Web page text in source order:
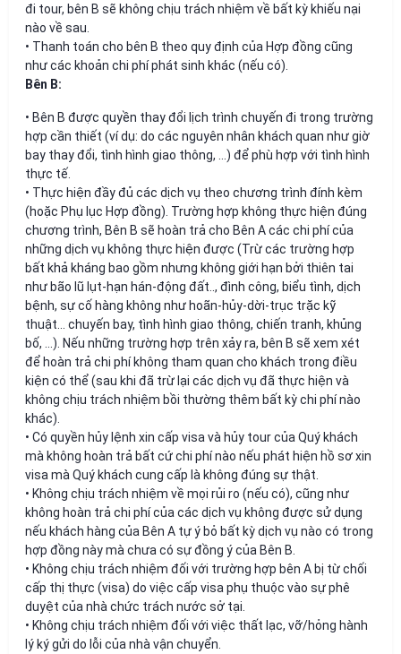
đi tour, bên B sẽ không chịu trách nhiệm về bất kỳ khiếu nại
nào về sau.
• Thanh toán cho bên B theo quy định của Hợp đồng cũng
như các khoản chi phí phát sinh khác (nếu có).
Bên B:
• Bên B được quyền thay đổi lịch trình chuyến đi trong trường
hợp cần thiết (ví dụ: do các nguyên nhân khách quan như giờ
bay thay đổi, tình hình giao thông, …) để phù hợp với tình hình
thực tế.
• Thực hiện đầy đủ các dịch vụ theo chương trình đính kèm
(hoặc Phụ lục Hợp đồng). Trường hợp không thực hiện đúng
chương trình, Bên B sẽ hoàn trả cho Bên A các chi phí của
những dịch vụ không thực hiện được (Trừ các trường hợp
bất khả kháng bao gồm nhưng không giới hạn bởi thiên tai
như bão lũ lụt-hạn hán-động đất.., đình công, biểu tình, dịch
bệnh, sự cố hàng không như hoãn-hủy-dời-trục trặc kỹ
thuật… chuyến bay, tình hình giao thông, chiến tranh, khủng
bố, …). Nếu những trường hợp trên xảy ra, bên B sẽ xem xét
để hoàn trả chi phí không tham quan cho khách trong điều
kiện có thể (sau khi đã trừ lại các dịch vụ đã thực hiện và
không chịu trách nhiệm bồi thường thêm bất kỳ chi phí nào
khác).
• Có quyền hủy lệnh xin cấp visa và hủy tour của Quý khách
mà không hoàn trả bất cứ chi phí nào nếu phát hiện hồ sơ xin
visa mà Quý khách cung cấp là không đúng sự thật.
• Không chịu trách nhiệm về mọi rủi ro (nếu có), cũng như
không hoàn trả chi phí của các dịch vụ không được sử dụng
nếu khách hàng của Bên A tự ý bỏ bất kỳ dịch vụ nào có trong
hợp đồng này mà chưa có sự đồng ý của Bên B.
• Không chịu trách nhiệm đối với trường hợp bên A bị từ chối
cấp thị thực (visa) do việc cấp visa phụ thuộc vào sự phê
duyệt của nhà chức trách nước sở tại.
• Không chịu trách nhiệm đối với việc thất lạc, vỡ/hỏng hành
lý ký gửi do lỗi của nhà vận chuyển.